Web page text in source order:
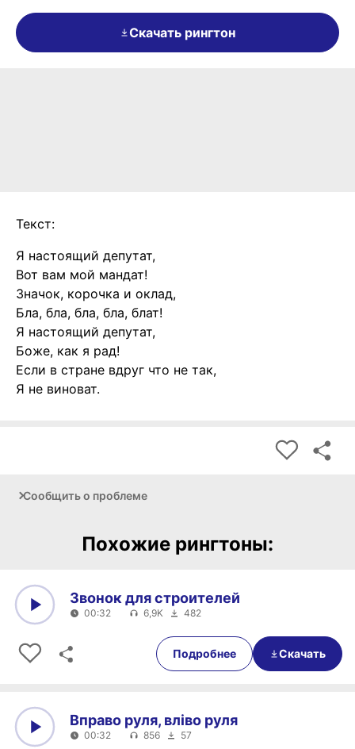
Скачать рингтон
Текст:
Я настоящий депутат,
Вот вам мой мандат!
Значок, корочка и оклад,
Бла, бла, бла, бла, блат!
Я настоящий депутат,
Боже, как я рад!
Если в стране вдруг что не так,
Я не виноват.
Сообщить о проблеме
Похожие рингтоны:
00:32
Звонок для строителей
00:32 6,9K 482
Подробнее Скачать
Вправо руля, вліво руля
00:32 856 57